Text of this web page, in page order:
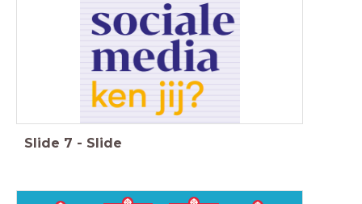
Slide 7 - Slide